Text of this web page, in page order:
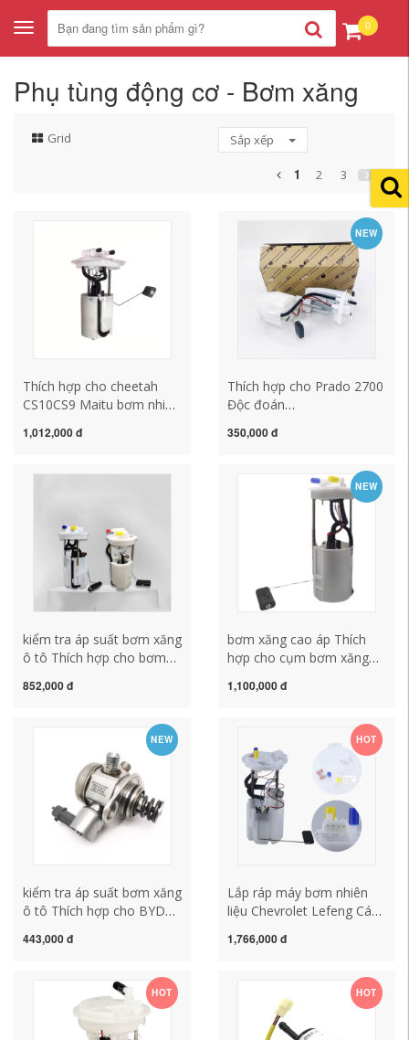
Toggle
navigation
0
Phụ tùng động cơ - Bơm xăng
Grid Sắp xếp
1 2 3
Thích hợp cho cheetah
CS10CS9 Maitu bơm nhiên
biến bình nhiên liệu phao
tô các loại bơm xăng ô to
1,012,000 đ
NEW
Thích hợp cho Prado 2700
Độc đoán
Coolidze FJ Bơm Nhiên
hệ thống bơm xăng ô tô
kiểm tra áp suất bơm xăng
350,000 đ
kiểm tra áp suất bơm xăng
ô tô Thích hợp cho bơm
C200 E260 E300 S350
liệu áp suất thấp bơm
xăng xe ô tô bơm xăng ô
852,000 đ
NEW
bơm xăng cao áp Thích
hợp cho cụm bơm xăng
M3S5M5M6V70S7 Knight
nhiên liệu bơm xăng xe ô
tô bơm xăng oto
1,100,000 đ
NEW
kiểm tra áp suất bơm xăng
ô tô Thích hợp cho BYD
Tang Sirui Yuan Qin pro
suất cao cụm bơm nhiên
liệu bơm xăng oto cấu tạo
bơm xăng
443,000 đ
HOT
Lắp ráp máy bơm nhiên
liệu Chevrolet Lefeng Cánh
Buick Hideo Le Chi Copaci
bơm xăng ô tô bơm xăng
1,766,000 đ
HOT HOT